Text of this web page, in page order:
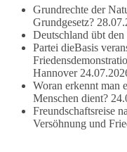
#friedenspartei
377
DieBasis
2 Tage(n) zuvor
Wusstest du, dass ein
Grundrechte der
Grundgesetz?
Deutschland übt
Partei dieBasis
Hannover
Woran erkennt man
Menschen dient?
Freundschaftsreise
Versöhnung und